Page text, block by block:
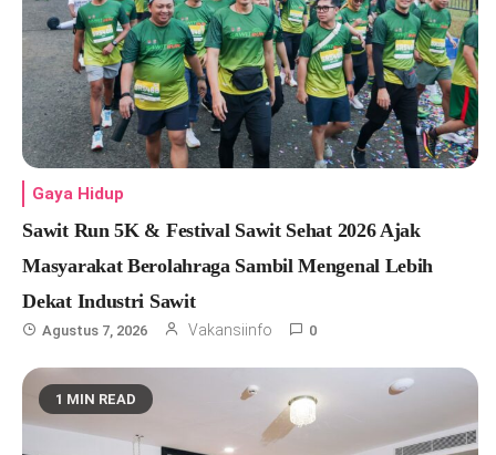
Gaya Hidup
Sawit Run 5K & Festival Sawit Sehat 2026 Ajak
Masyarakat Berolahraga Sambil Mengenal Lebih
Dekat Industri Sawit
Agustus 7, 2026 Vakansiinfo 0
1 MIN READ